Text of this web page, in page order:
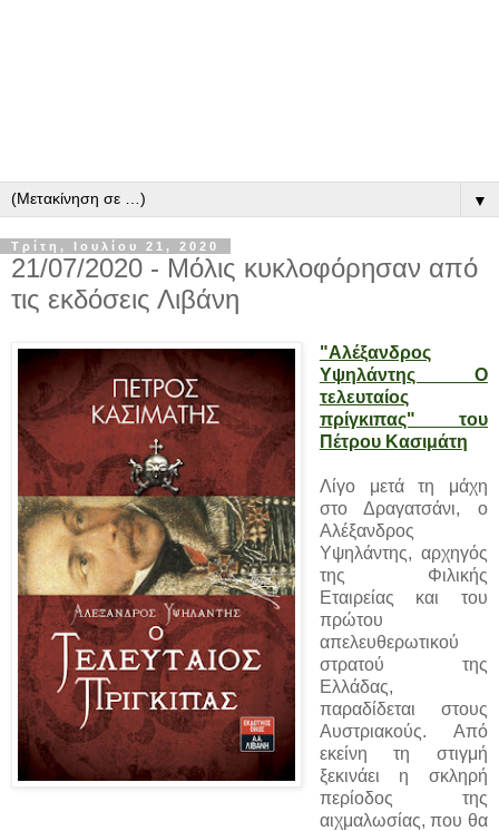
▼
Τρίτη, Ιουλίου 21, 2020
21/07/2020 - Μόλις κυκλοφόρησαν από
τις εκδόσεις Λιβάνη
"Αλέξανδρος
Υψηλάντης Ο
τελευταίος
πρίγκιπας" του
Πέτρου Κασιμάτη
Λίγο μετά τη μάχη
στο Δραγατσάνι, ο
Αλέξανδρος
Υψηλάντης, αρχηγός
της Φιλικής
Εταιρείας και του
πρώτου
απελευθερωτικού
στρατού της
Ελλάδας,
παραδίδεται στους
Αυστριακούς. Από
εκείνη τη στιγμή
ξεκινάει η σκληρή
περίοδος της
αιχμαλωσίας, που θα